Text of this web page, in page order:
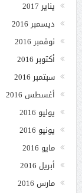
يناير 2017
ديسمبر 2016
نوفمبر 2016
أكتوبر 2016
سبتمبر 2016
أغسطس 2016
يوليو 2016
يونيو 2016
مايو 2016
أبريل 2016
مارس 2016